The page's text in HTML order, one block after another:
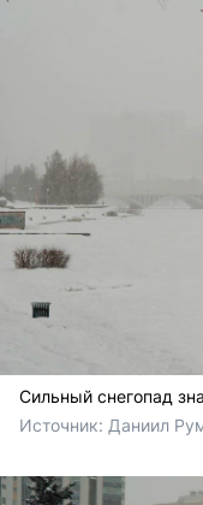
Сильный снегопад
Источник: Даниил